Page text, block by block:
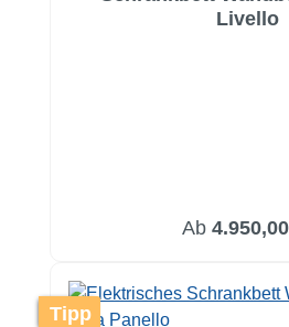
Livello
Ab
Tipp